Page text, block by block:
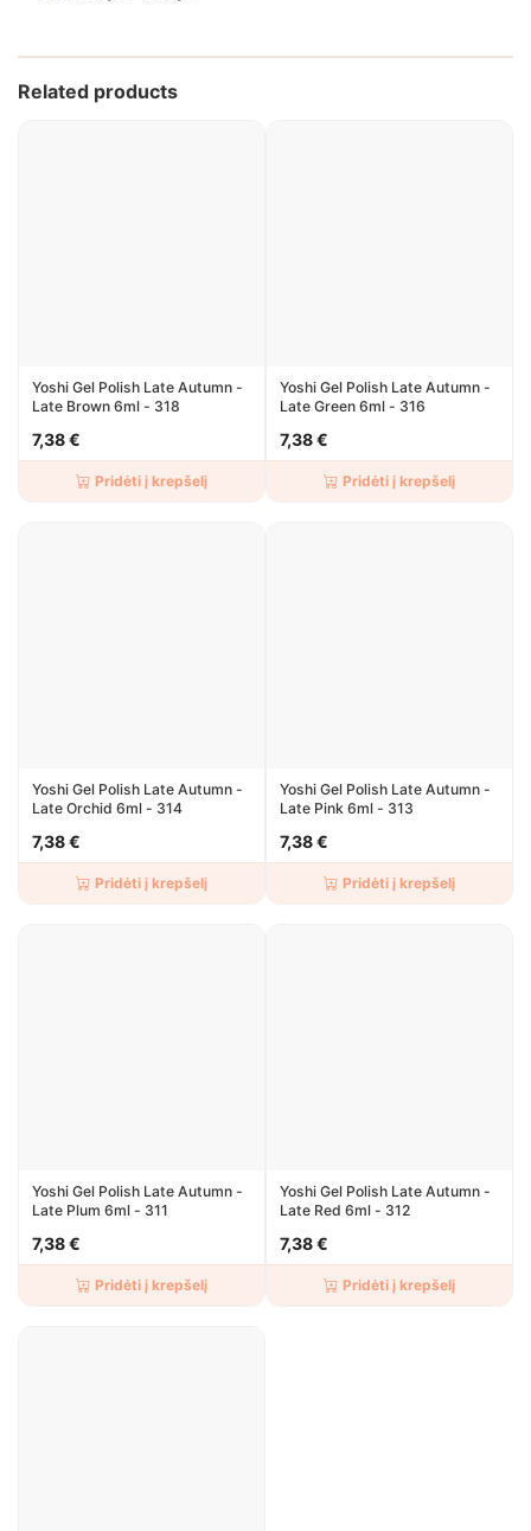
Related products
Yoshi Gel Polish Late Autumn -
Late Brown 6ml - 318
7,38 €
Pridėti į krepšelį
Yoshi Gel Polish Late Autumn -
Late Green 6ml - 316
7,38 €
Pridėti į krepšelį
Yoshi Gel Polish Late Autumn -
Late Orchid 6ml - 314
7,38 €
Pridėti į krepšelį
Yoshi Gel Polish Late Autumn -
Late Pink 6ml - 313
7,38 €
Pridėti į krepšelį
Yoshi Gel Polish Late Autumn -
Late Plum 6ml - 311
7,38 €
Pridėti į krepšelį
Yoshi Gel Polish Late Autumn -
Late Red 6ml - 312
7,38 €
Pridėti į krepšelį